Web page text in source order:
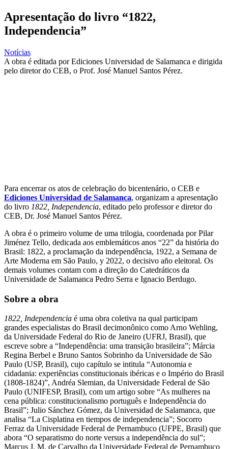
Apresentação do livro “1822,
Independencia”
Notícias
A obra é editada por Ediciones Universidad de Salamanca e dirigida
pelo diretor do CEB, o Prof. José Manuel Santos Pérez.
Para encerrar os atos de celebração do bicentenário, o CEB e
Ediciones Universidad de Salamanca, organizam a apresentação
do livro 1822, Independencia, editado pelo professor e diretor do
CEB, Dr. José Manuel Santos Pérez.
A obra é o primeiro volume de uma trilogia, coordenada por Pilar
Jiménez Tello, dedicada aos emblemáticos anos “22” da história do
Brasil: 1822, a proclamação da independência, 1922, a Semana de
Arte Moderna em São Paulo, y 2022, o decisivo año eleitoral. Os
demais volumes contam com a direção do Catedráticos da
Universidade de Salamanca Pedro Serra e Ignacio Berdugo.
Sobre a obra
1822, Independencia é uma obra coletiva na qual participam
grandes especialistas do Brasil decimonônico como Arno Wehling,
da Universidade Federal do Rio de Janeiro (UFRJ, Brasil), que
escreve sobre a “Independência: uma transição brasileira”; Márcia
Regina Berbel e Bruno Santos Sobrinho da Universidade de São
Paulo (USP, Brasil), cujo capítulo se intitula “Autonomia e
cidadania: experiências constitucionais ibéricas e o Império do Brasil
(1808-1824)”, Andréa Slemian, da Universidade Federal de São
Paulo (UNIFESP, Brasil), com um artigo sobre “As mulheres na
cena pública: constitucionalismo português e Independência do
Brasil”; Julio Sánchez Gómez, da Universidad de Salamanca, que
analisa “La Cisplatina en tiempos de independencia”; Socorro
Ferraz da Universidade Federal de Pernambuco (UFPE, Brasil) que
abora “O separatismo do norte versus a independência do sul”;
Marcus J. M. de Carvalho da Universidade Federal de Pernambuco